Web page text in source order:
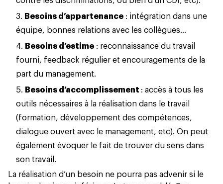
Besoins d’appartenance : intégration dans une
équipe, bonnes relations avec les collègues…
Besoins d’estime : reconnaissance du travail
fourni, feedback régulier et encouragements de la
part du management.
Besoins d’accomplissement : accès à tous les
outils nécessaires à la réalisation dans le travail
(formation, développement des compétences,
dialogue ouvert avec le management, etc). On peut
également évoquer le fait de trouver du sens dans
son travail.
La réalisation d’un besoin ne pourra pas advenir si le